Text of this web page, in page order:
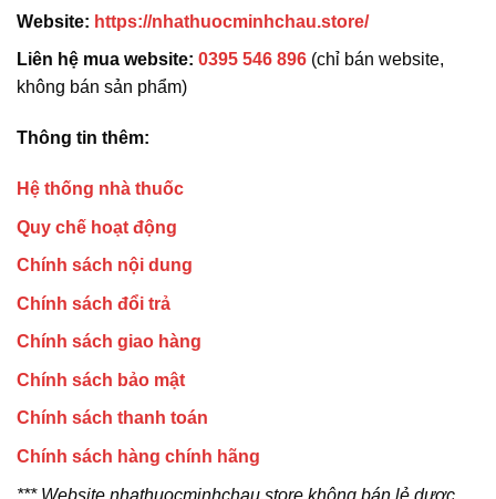
Website: https://nhathuocminhchau.store/
Liên hệ mua website: 0395 546 896 (chỉ bán website,
không bán sản phẩm)
Thông tin thêm:
Hệ thống nhà thuốc
Quy chế hoạt động
Chính sách nội dung
Chính sách đổi trả
Chính sách giao hàng
Chính sách bảo mật
Chính sách thanh toán
Chính sách hàng chính hãng
*** Website nhathuocminhchau.store không bán lẻ dược